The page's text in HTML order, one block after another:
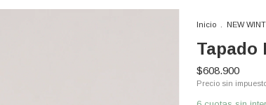
Inicio NEW
Tapado
$608.900
Precio sin